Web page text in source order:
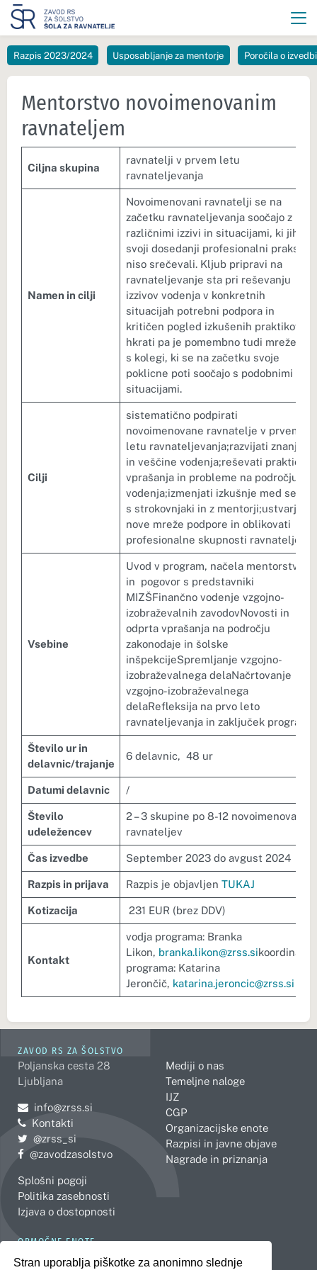
Stran uporablja piškotke za anonimno slednje
Razpis 2023/2024 Usposabljanje za mentorje Poročila o
Mentorstvo novoimenovanim
ravnateljem
Ciljna skupina
ravnatelji v prvem letu
ravnateljevanja
Namen in cilji
Novoimenovani ravnatelji se na
začetku ravnateljevanja soočajo z
različnimi izzivi in situacijami, ki jih v
svoji dosedanji profesionalni praksi
niso srečevali. Kljub pripravi na
ravnateljevanje sta pri reševanju
izzivov vodenja v konkretnih
situacijah potrebni podpora in
kritičen pogled izkušenih praktikov,
hkrati pa je pomembno tudi mreženje
s kolegi, ki se na začetku svoje
poklicne poti soočajo s podobnimi
situacijami.
Cilji
sistematično podpirati
novoimenovane ravnatelje v prvem
letu ravnateljevanja;razvijati znanje
in veščine vodenja;reševati praktična
vprašanja in probleme na področju
vodenja;izmenjati izkušnje med seboj,
s strokovnjaki in z mentorji;ustvarjati
nove mreže podpore in oblikovati
profesionalne skupnosti ravnateljev.
Vsebine
Uvod v program, načela mentorstva
in pogovor s predstavniki
MIZŠFinančno vodenje vzgojno-
izobraževalnih zavodovNovosti in
odprta vprašanja na področju
zakonodaje in šolske
inšpekcijeSpremljanje vzgojno-
izobraževalnega delaNačrtovanje
vzgojno-izobraževalnega
delaRefleksija na prvo leto
ravnateljevanja in zaključek programa
Število ur in
delavnic/trajanje
6 delavnic, 48 ur
Datumi delavnic /
Število
udeležencev
2 – 3 skupine po 8-12 novoimenovanih
ravnateljev
Čas izvedbe September 2023 do avgust 2024
Razpis in prijava Razpis je objavljen TUKAJ
Kotizacija 231 EUR (brez DDV)
Kontakt
vodja programa: Branka
Likon, branka.likon@zrss.sikoordinator
programa: Katarina
Jerončič, katarina.jeroncic@zrss.si
ZAVOD RS ZA ŠOLSTVO
Poljanska cesta 28
Ljubljana
Pošljite e-mail na
info@zrss.si
Kontakti
Pojdite na Twitter:
@zrss_si
Pojdite na Facebook:
@zavodzasolstvo
Splošni pogoji
Politika zasebnosti
Izjava o dostopnosti
Mediji o nas
Temeljne naloge
IJZ
CGP
Organizacijske enote
Razpisi in javne objave
Nagrade in priznanja
OBMOČNE ENOTE
Celje
Novo mesto